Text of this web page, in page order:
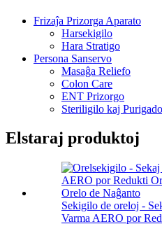
Frizaĵa Prizorga Aparato
Harsekigilo
Hara Stratigo
Persona Sanservo
Masaĝa Reliefo
Colon Care
ENT Prizorgo
Steriligilo kaj Purigado
Elstaraj produktoj
Sekigilo de oreloj -
Varma AERO por